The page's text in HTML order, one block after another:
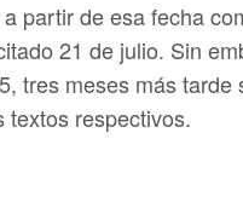
partir de esa fecha
21 de julio. Sin
tres meses más
textos respectivos.